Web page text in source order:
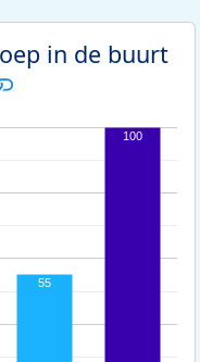
in de buurt
55
100